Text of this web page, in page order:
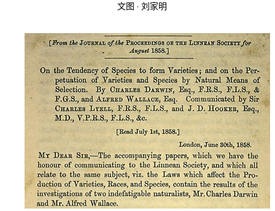
文学
179期
178期
177期
编委会
联系我们
{username} | 退出
文图 · 刘家明